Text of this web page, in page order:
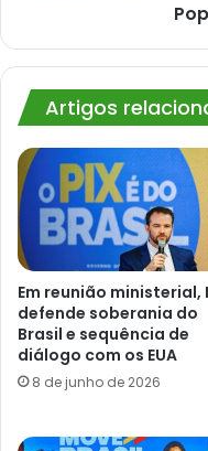
Artigos
Em reunião ministerial,
defende soberania do
Brasil e sequência de
diálogo com os EUA
8 de junho de 2026